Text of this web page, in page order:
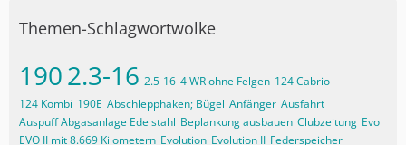
Themen-Schlagwortwolke
1902.3-16 2.5-16 4 WR ohne Felgen 124 Cabrio
124 Kombi 190E Abschlepphaken; Bügel Anfänger Ausfahrt
Auspuff Abgasanlage Edelstahl Beplankung ausbauen Clubzeitung Evo
EVO II mit 8.669 Kilometern Evolution Evolution II Federspeicher